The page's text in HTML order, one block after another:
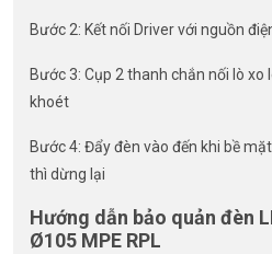
Bước 2: Kết nối Driver với nguồn
Bước 3: Cụp 2 thanh chắn nối lò
khoét
Bước 4: Đẩy đèn vào đến khi bề
thì dừng lại
Hướng dẫn bảo quản đèn
Ø105 MPE RPL